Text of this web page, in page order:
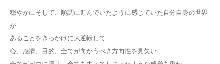
穏やかにそして、順調に進んでいたように感じていた自分自身の世界
が
あることをきっかけに大逆転して
心、感情、目的、全てが向かうべき方向性を見失い